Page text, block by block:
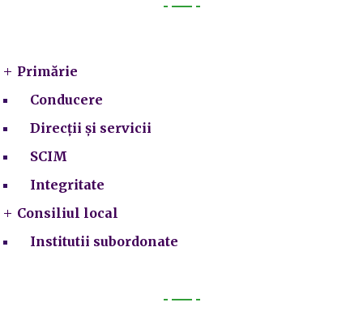
Primărie
Conducere
Direcții și servicii
SCIM
Integritate
Consiliul local
Institutii subordonate